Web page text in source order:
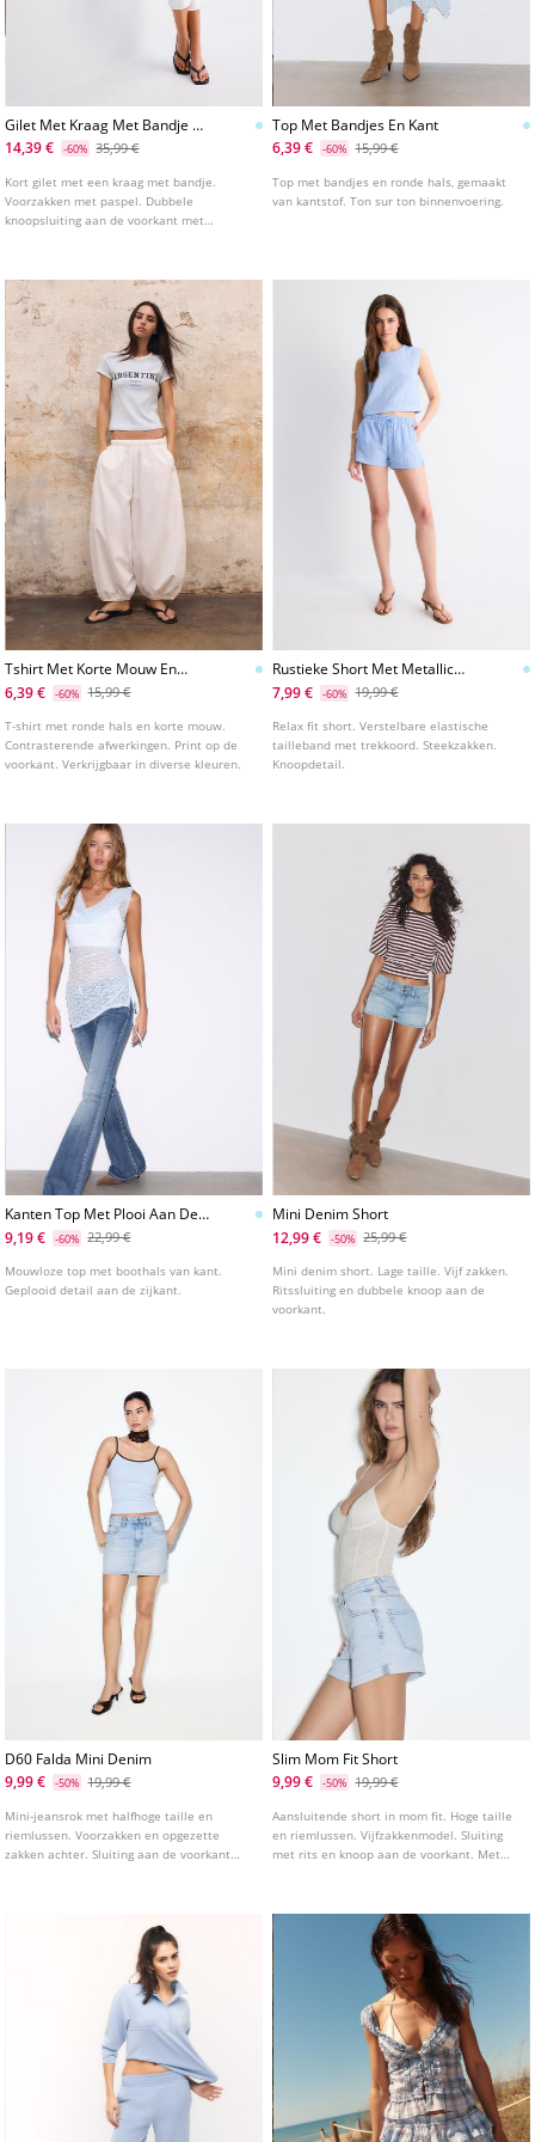
Gilet Met Kraag Met Bandje En
Houtjetouwtjeknopen
14,39 € -60% 35,99 €
Kort gilet met een kraag met bandje.
Voorzakken met paspel. Dubbele
knoopsluiting aan de voorkant met
Top Met Bandjes En Kant
6,39 €
-60% 15,99 €
Top met bandjes en ronde hals, gemaakt
van kantstof. Ton sur ton binnenvoering.
Tshirt Met Korte Mouw En
Print
6,39 € -60% 15,99 €
T-shirt met ronde hals en korte mouw.
Contrasterende afwerkingen. Print op de
voorkant. Verkrijgbaar in diverse kleuren.
Rustieke Short Met Metallic
Garen
7,99 € -60% 19,99 €
Relax fit short. Verstelbare elastische
tailleband met trekkoord. Steekzakken.
Knoopdetail.
Kanten Top Met Plooi Aan De
Zijkant
9,19 € -60% 22,99 €
Mouwloze top met boothals van kant.
Geplooid detail aan de zijkant.
Mini Denim Short
12,99 €
-50% 25,99 €
Mini denim short. Lage taille. Vijf zakken.
Ritssluiting en dubbele knoop aan de
voorkant.
D60 Falda Mini Denim
9,99 €
-50% 19,99 €
Mini-jeansrok met halfhoge taille en
riemlussen. Voorzakken en opgezette
zakken achter. Sluiting aan de voorkant
Slim Mom Fit Short
9,99 €
-50% 19,99 €
Aansluitende short in mom fit. Hoge taille
en riemlussen. Vijfzakkenmodel. Sluiting
met rits en knoop aan de voorkant. Met